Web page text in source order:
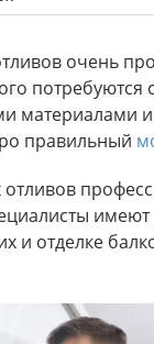
очень
материалами
правильный
и отделке